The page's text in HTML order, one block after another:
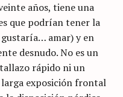
años, tiene una
que podrían tener la
gustaría… amar) y en
desnudo. No es un
rápido ni un
exposición frontal